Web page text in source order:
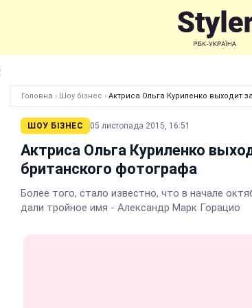
Головна › Шоу бізнес › Актриса Ольга Куриленко выходит
ШОУ БІЗНЕС 05 листопада 2015, 16:51
Актриса Ольга Куриленко
британского фотографа
Более того, стало известно, что в начале
дали тройное имя - Александр Марк Горацио